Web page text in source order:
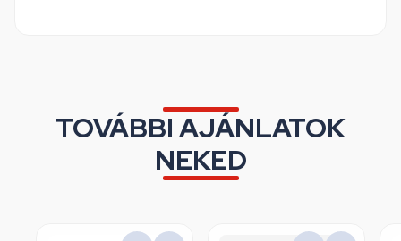
TOVÁBBI AJÁNLATOK
NEKED